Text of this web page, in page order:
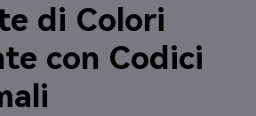
di Colori
con Codici